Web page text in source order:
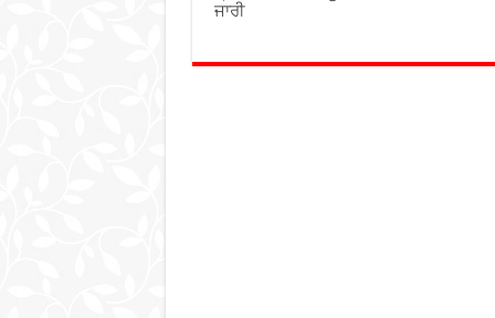
ਜਾਰੀ